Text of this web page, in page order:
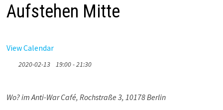
Aufstehen Mitte
View Calendar
2020-02-13 19:00 - 21:30
Wo? im Anti-War Café, Rochstraße 3, 10178 Berlin